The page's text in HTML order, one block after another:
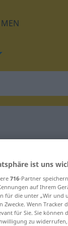
"tüdelig"
ist uns
716-Partner
auf Ihrem
für die unter „Wir und
Zwecke. Wenn Tracker
für Sie. Sie können
zu